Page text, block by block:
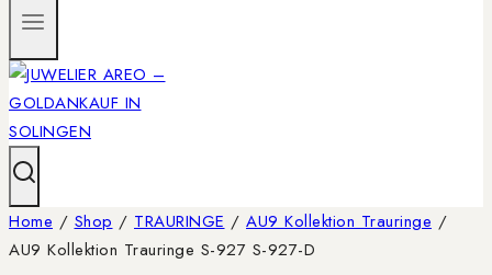
Home / Shop / TRAURINGE / AU9 Kollektion Trauringe /
AU9 Kollektion Trauringe S-927 S-927-D